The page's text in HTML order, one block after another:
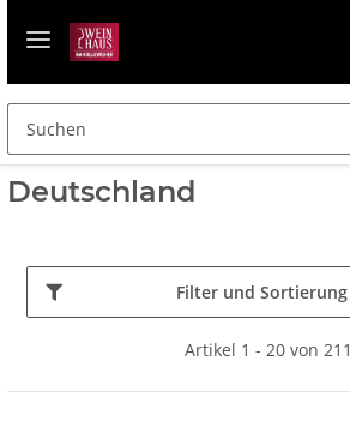
Deutschland
Filter und Sortierung
Artikel 1 - 20 von 211